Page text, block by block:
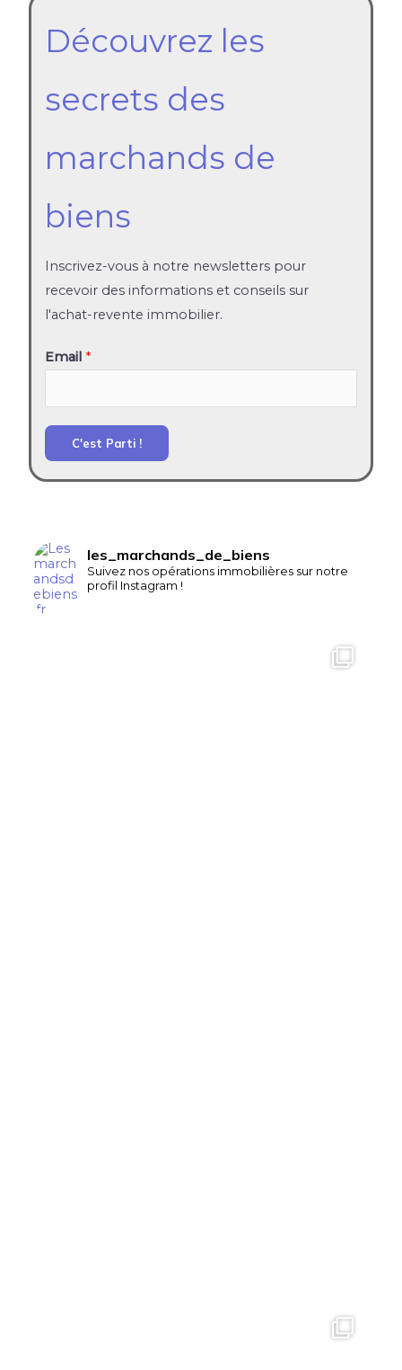
Découvrez les
secrets des
marchands de
biens
Inscrivez-vous à notre newsletters pour
recevoir des informations et conseils sur
l'achat-revente immobilier.
Email *
C'est Parti !
les_marchands_de_biens
Suivez nos opérations immobilières sur notre
profil Instagram !